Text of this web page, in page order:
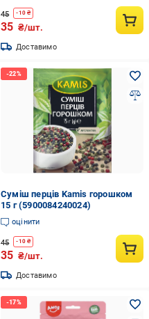
45 -10₴
35 ₴/шт.
Доставимо
Суміш перців Kamis горошком
15 г (5900084240024)
оцінити
45 -10₴
35 ₴/шт.
Доставимо